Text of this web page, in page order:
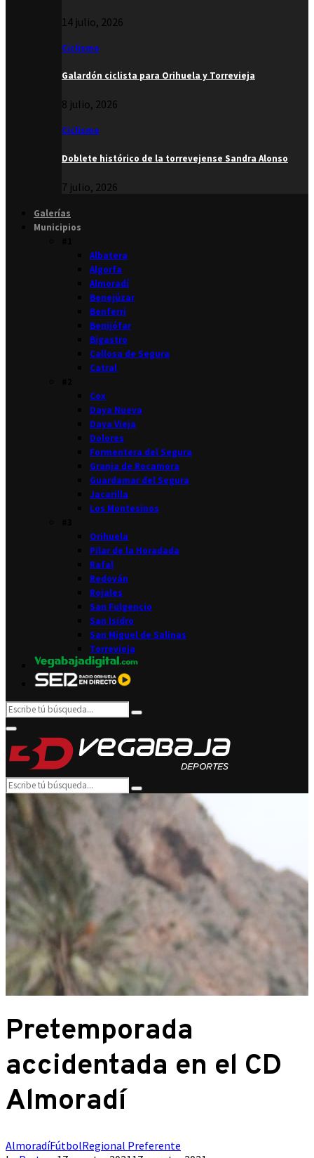
14 julio, 2026
Ciclismo
Galardón ciclista para Orihuela y Torrevieja
8 julio, 2026
Ciclismo
Doblete histórico de la torrevejense Sandra Alonso
7 julio, 2026
Galerías
Municipios
Albatera
Algorfa
Almoradí
Benejúzar
Benferri
Benijófar
Bigastro
Callosa de Segura
Catral
Cox
Daya Nueva
Daya Vieja
Dolores
Formentera del Segura
Granja de Rocamora
Guardamar del Segura
Jacarilla
Los Montesinos
Orihuela
Pilar de la Horadada
Rafal
Redován
Rojales
San Fulgencio
San Isidro
San Miguel de Salinas
Torrevieja
Search
for:
Search
Primary
Menu
Search
for:
Search
Pretemporada
accidentada en el CD
Almoradí
AlmoradíFútbolRegional Preferente